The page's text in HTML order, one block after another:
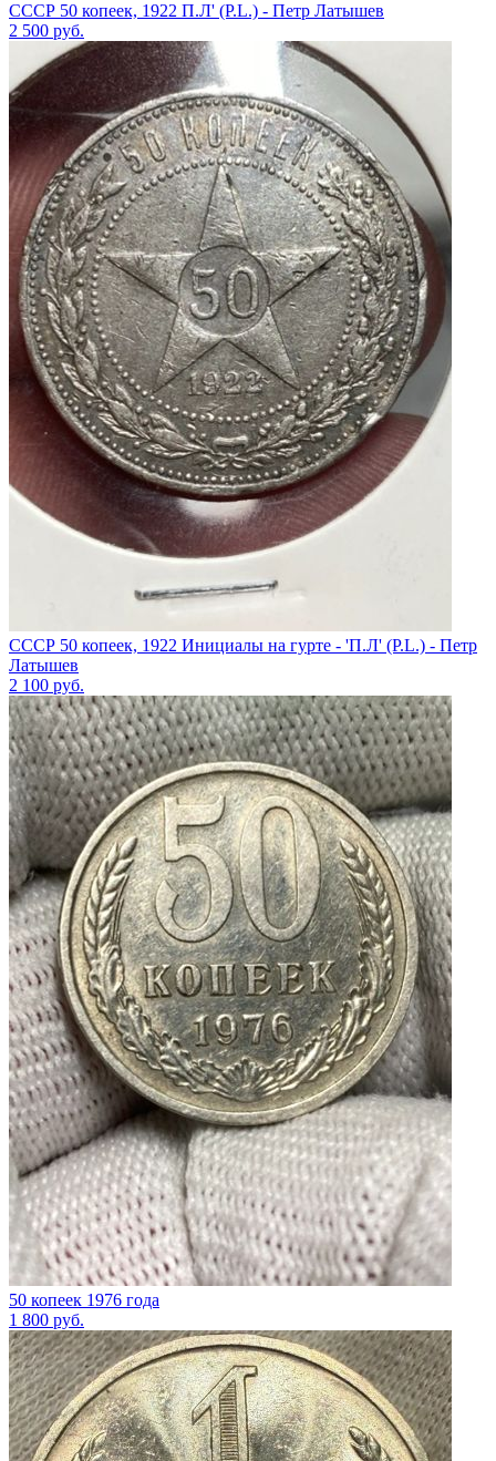
СССР 50 копеек, 1922 П.Л' (P.L.) - Петр Латышев
2 500 руб.
СССР 50 копеек, 1922 Инициалы на гурте - 'П.Л' (P.L.) - Петр
Латышев
2 100 руб.
50 копеек 1976 года
1 800 руб.